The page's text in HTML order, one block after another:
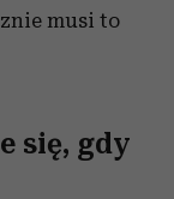
musi to
się, gdy